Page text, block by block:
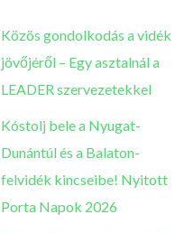
Közös gondolkodás a vidék
jövőjéről – Egy asztalnál a
LEADER szervezetekkel
Kóstolj bele a Nyugat-
Dunántúl és a Balaton-
felvidék kincseibe! Nyitott
Porta Napok 2026